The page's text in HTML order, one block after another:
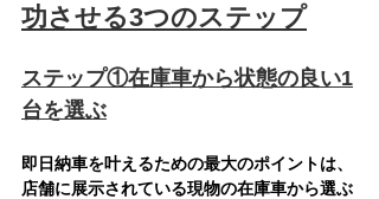
功させる3つのステップ
ステップ①在庫車から状態の良い1
台を選ぶ
即日納車を叶えるための最大のポイントは、
店舗に展示されている現物の在庫車から選ぶ